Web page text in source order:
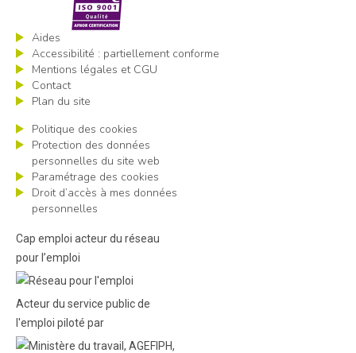
Aides
Accessibilité : partiellement conforme
Mentions légales et CGU
Contact
Plan du site
Politique des cookies
Protection des données
personnelles du site web
Paramétrage des cookies
Droit d’accès à mes données
personnelles
Cap emploi acteur du réseau
pour l’emploi
Acteur du service public de
l'emploi piloté par